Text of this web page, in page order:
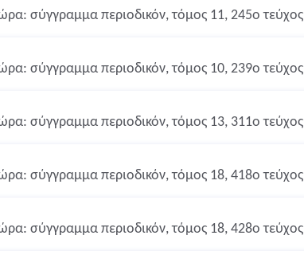
σύγγραμμα περιοδικόν, τόμος 11, 245ο τεύχος
σύγγραμμα περιοδικόν, τόμος 10, 239ο τεύχος
σύγγραμμα περιοδικόν, τόμος 13, 311ο τεύχος
σύγγραμμα περιοδικόν, τόμος 18, 418ο τεύχος
σύγγραμμα περιοδικόν, τόμος 18, 428ο τεύχος